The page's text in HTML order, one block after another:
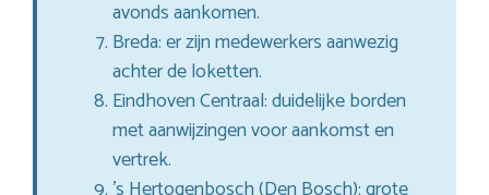
avonds aankomen.
Breda: er zijn medewerkers aanwezig
achter de loketten.
Eindhoven Centraal: duidelijke borden
met aanwijzingen voor aankomst en
vertrek.